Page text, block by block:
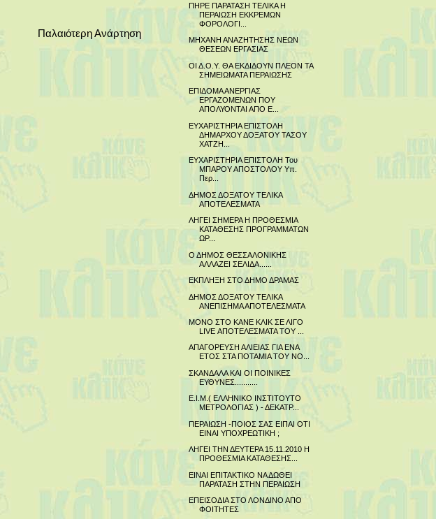
Παλαιότερη Ανάρτηση
ΠΗΡΕ ΠΑΡΑΤΑΣΗ ΤΕΛΙΚΑ Η
ΠΕΡΑΙΩΣΗ ΕΚΚΡΕΜΩΝ
ΦΟΡΟΛΟΓΙ...
ΜΗΧΑΝΗ ΑΝΑΖΗΤΗΣΗΣ ΝΕΩΝ
ΘΕΣΕΩΝ ΕΡΓΑΣΙΑΣ
ΟΙ Δ.Ο.Υ. ΘΑ ΕΚΔΙΔΟΥΝ ΠΛΕΟΝ ΤΑ
ΣΗΜΕΙΩΜΑΤΑ ΠΕΡΑΙΩΣΗΣ
ΕΠΙΔΟΜΑ ΑΝΕΡΓΙΑΣ
ΕΡΓΑΖΟΜΕΝΩΝ ΠΟΥ
ΑΠΟΛΥΟΝΤΑΙ ΑΠΟ Ε...
ΕΥΧΑΡΙΣΤΗΡΙΑ ΕΠΙΣΤΟΛΗ
ΔΗΜΑΡΧΟΥ ΔΟΞΑΤΟΥ ΤΑΣΟΥ
ΧΑΤΖΗ...
ΕΥΧΑΡΙΣΤΗΡΙΑ ΕΠΙΣΤΟΛΗ Του
ΜΠΑΡΟΥ ΑΠΟΣΤΟΛΟΥ Υπ.
Περ...
ΔΗΜΟΣ ΔΟΞΑΤΟΥ ΤΕΛΙΚΑ
ΑΠΟΤΕΛΕΣΜΑΤΑ
ΛΗΓΕΙ ΣΗΜΕΡΑ Η ΠΡΟΘΕΣΜΙΑ
ΚΑΤΑΘΕΣΗΣ ΠΡΟΓΡΑΜΜΑΤΩΝ
ΩΡ...
Ο ΔΗΜΟΣ ΘΕΣΣΑΛΟΝΙΚΗΣ
ΑΛΛΑΖΕΙ ΣΕΛΙΔΑ......
ΕΚΠΛΗΞΗ ΣΤΟ ΔΗΜΟ ΔΡΑΜΑΣ
ΔΗΜΟΣ ΔΟΞΑΤΟΥ ΤΕΛΙΚΑ
ΑΝΕΠΙΣΗΜΑ ΑΠΟΤΕΛΕΣΜΑΤΑ
ΜΟΝΟ ΣΤΟ ΚΑΝΕ ΚΛΙΚ ΣΕ ΛΙΓΟ
LIVE ΑΠΟΤΕΛΕΣΜΑΤΑ TOY ...
ΑΠΑΓΟΡΕΥΣΗ ΑΛΙΕΙΑΣ ΓΙΑ ΕΝΑ
ΕΤΟΣ ΣΤΑ ΠΟΤΑΜΙΑ ΤΟΥ ΝΟ...
ΣΚΑΝΔΑΛΑ ΚΑΙ ΟΙ ΠΟΙΝΙΚΕΣ
ΕΥΘΥΝΕΣ...........
Ε.Ι.Μ.( ΕΛΛΗΝΙΚΟ ΙΝΣΤΙΤΟΥΤΟ
ΜΕΤΡΟΛΟΓΙΑΣ ) - ΔΕΚΑΤΡ...
ΠΕΡΑΙΩΣΗ -ΠΟΙΟΣ ΣΑΣ ΕΙΠΑΙ ΟΤΙ
ΕΙΝΑΙ ΥΠΟΧΡΕΩΤΙΚΗ ;
ΛΗΓΕΙ ΤΗΝ ΔΕΥΤΕΡΑ 15.11.2010 Η
ΠΡΟΘΕΣΜΙΑ ΚΑΤΑΘΕΣΗΣ...
ΕΙΝΑΙ ΕΠΙΤΑΚΤΙΚΟ ΝΑ ΔΩΘΕΙ
ΠΑΡΑΤΑΣΗ ΣΤΗΝ ΠΕΡΑΙΩΣΗ
ΕΠΕΙΣΟΔΙΑ ΣΤΟ ΛΟΝΔΙΝΟ ΑΠΟ
ΦΟΙΤΗΤΕΣ